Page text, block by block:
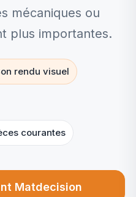
mécaniques ou
plus importantes.
rendu visuel
courantes
Matdecision